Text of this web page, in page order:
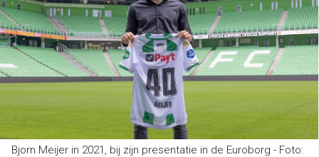
Bjorn Meijer in 2021, bij zijn presentatie in de Euroborg - Foto: